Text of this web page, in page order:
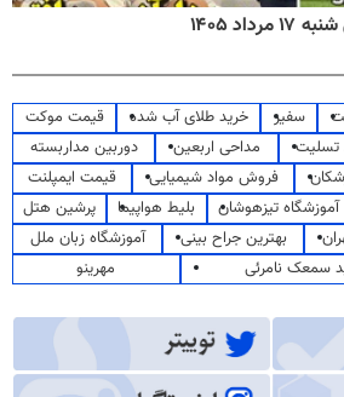
۱۴۰۵
سفیر خرید طلای آب شده
قیمت موکت
تسلیت مداحی اربعین
دوربین مداربسته
فروش مواد شیمیایی
قیمت ایمپلنت
آموزشگاه تیزهوشان بلیط هواپیما
پرشین هتل
بهترین جراح بینی
آموزشگاه زبان ملل
سمعک نامرئی
مهرینو